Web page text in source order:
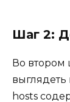
Шаг 2:
Во втором
выглядеть
hosts